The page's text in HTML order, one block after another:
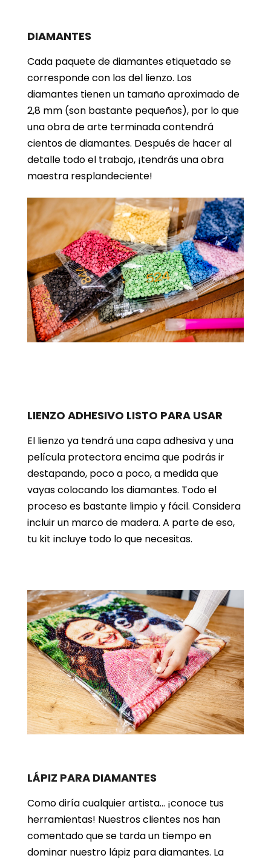
DIAMANTES
Cada paquete de diamantes etiquetado se
corresponde con los del lienzo. Los
diamantes tienen un tamaño aproximado de
2,8 mm (son bastante pequeños), por lo que
una obra de arte terminada contendrá
cientos de diamantes. Después de hacer al
detalle todo el trabajo, ¡tendrás una obra
maestra resplandeciente!
LIENZO ADHESIVO LISTO PARA USAR
El lienzo ya tendrá una capa adhesiva y una
película protectora encima que podrás ir
destapando, poco a poco, a medida que
vayas colocando los diamantes. Todo el
proceso es bastante limpio y fácil. Considera
incluir un marco de madera. A parte de eso,
tu kit incluye todo lo que necesitas.
LÁPIZ PARA DIAMANTES
Como diría cualquier artista… ¡conoce tus
herramientas! Nuestros clientes nos han
comentado que se tarda un tiempo en
dominar nuestro lápiz para diamantes. La